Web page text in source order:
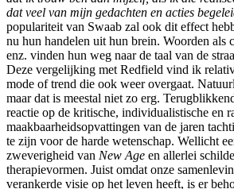
dat veel van mijn gedachten en acties
populariteit van Swaab zal ook dit effect
nu hun handelen uit hun brein. Woorden als
enz. vinden hun weg naar de taal van de
Deze vergelijking met Redfield vind ik
mode of trend die ook weer overgaat.
maar dat is meestal niet zo erg.
reactie op de kritische, individualistische en
maakbaarheidsopvattingen van de jaren
te zijn voor de harde wetenschap. Wellicht
zweverigheid van New Age en allerlei
therapievormen. Juist omdat onze
verankerde visie op het leven heeft, is er